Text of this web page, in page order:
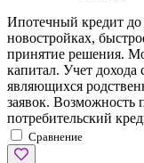
Ипотечный кредит до
новостройках,
принятие решения.
капитал. Учет
являющихся
заявок. Возможность
потребительский
Сравнение